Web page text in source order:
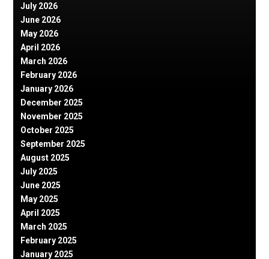
July 2026
June 2026
May 2026
April 2026
March 2026
February 2026
January 2026
December 2025
November 2025
October 2025
September 2025
August 2025
July 2025
June 2025
May 2025
April 2025
March 2025
February 2025
January 2025